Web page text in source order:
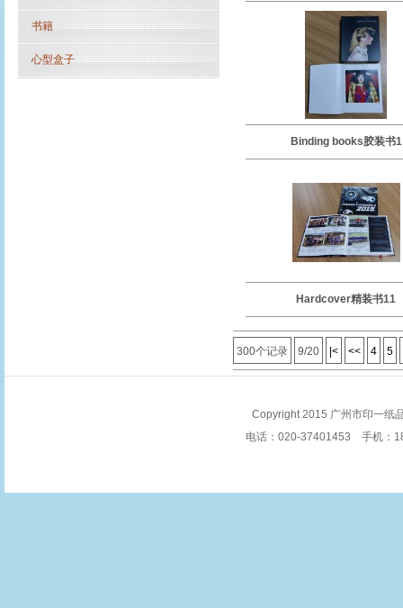
书籍
心型盒子
Binding books胶装书1
Hardcover精装书11
300个记录 9/20 |< << 4 5
Copyright 2015 广州市印一纸
电话：020-37401453 手机：